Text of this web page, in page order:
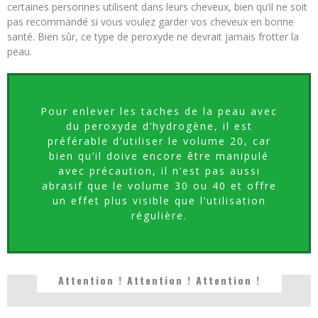
certaines personnes utilisent dans leurs cheveux, bien qu’il ne soit
pas recommandé si vous voulez garder vos cheveux en bonne
santé. Bien sûr, ce type de peroxyde ne devrait jamais frotter la
peau.
Pour enlever les taches de la peau avec
du peroxyde d’hydrogène, il est
préférable d’utiliser le volume 20, car
bien qu’il doive encore être manipulé
avec précaution, il n’est pas aussi
abrasif que le volume 30 ou 40 et offre
un effet plus visible que l’utilisation
régulière.
Attention ! Attention ! Attention !